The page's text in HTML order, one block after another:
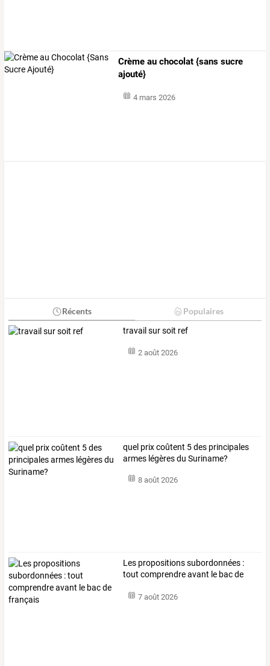
Crème au chocolat {sans sucre
ajouté}
4 mars 2026
Récents Populaires
travail sur soit ref
2 août 2026
quel prix coûtent 5 des principales
armes légères du Suriname?
8 août 2026
Les propositions subordonnées :
tout comprendre avant le bac de
7 août 2026